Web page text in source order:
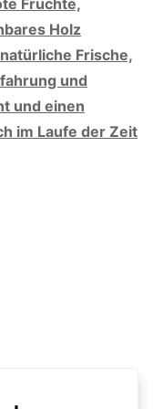
Holz
Frische,
und
und einen
im Laufe der Zeit